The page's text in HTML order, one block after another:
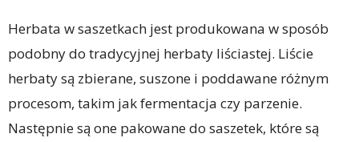
Herbata w saszetkach jest produkowana w sposób
podobny do tradycyjnej herbaty liściastej. Liście
herbaty są zbierane, suszone i poddawane różnym
procesom, takim jak fermentacja czy parzenie.
Następnie są one pakowane do saszetek, które są